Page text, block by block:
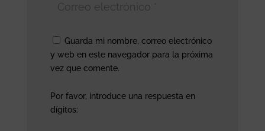
Guarda mi nombre, correo electrónico
y web en este navegador para la próxima
vez que comente.
Por favor, introduce una respuesta en
dígitos: